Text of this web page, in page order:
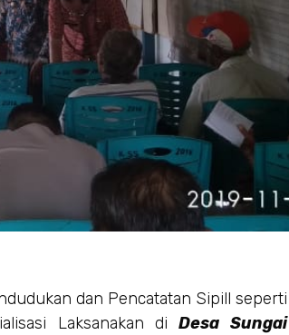
dan Pencatatan Sipill seperti
Laksanakan di Desa Sungai